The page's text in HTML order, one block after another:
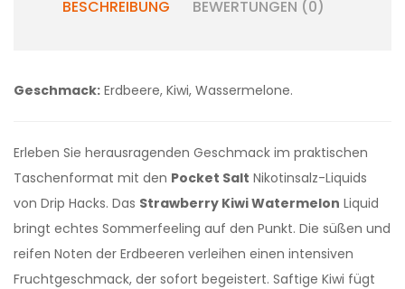
BESCHREIBUNG BEWERTUNGEN (0)
Geschmack: Erdbeere, Kiwi, Wassermelone.
Erleben Sie herausragenden Geschmack im praktischen
Taschenformat mit den Pocket Salt Nikotinsalz-Liquids
von Drip Hacks. Das Strawberry Kiwi Watermelon Liquid
bringt echtes Sommerfeeling auf den Punkt. Die süßen und
reifen Noten der Erdbeeren verleihen einen intensiven
Fruchtgeschmack, der sofort begeistert. Saftige Kiwi fügt